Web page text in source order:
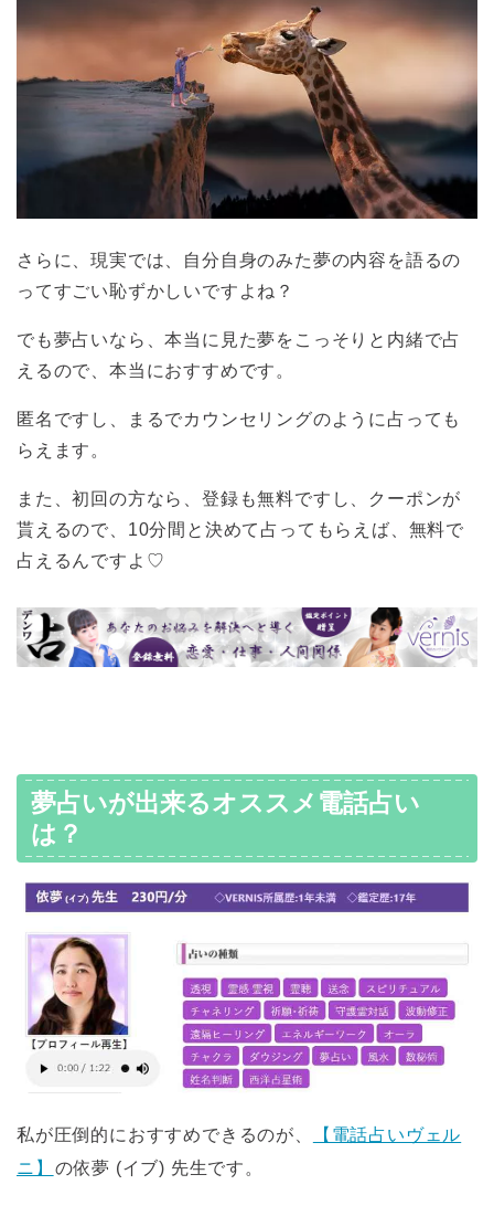
さらに、現実では、自分自身のみた夢の内容を語るの
ってすごい恥ずかしいですよね？
でも夢占いなら、本当に見た夢をこっそりと内緒で占
えるので、本当におすすめです。
匿名ですし、まるでカウンセリングのように占っても
らえます。
また、初回の方なら、登録も無料ですし、クーポンが
貰えるので、10分間と決めて占ってもらえば、無料で
占えるんですよ♡
夢占いが出来るオススメ電話占い
は？
私が圧倒的におすすめできるのが、
【電話占いヴェル
ニ】 の依夢 (イブ) 先生です。